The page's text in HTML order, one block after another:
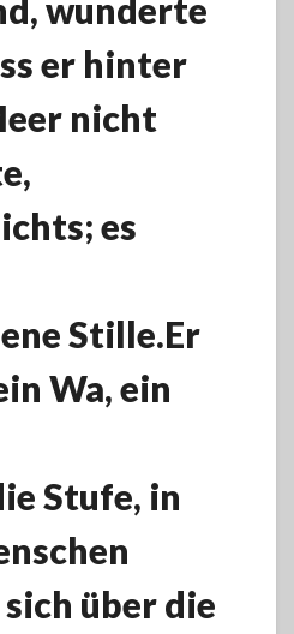
wunderte
er hinter
nicht
es
Stille.Er
Wa, ein
Stufe, in
über die